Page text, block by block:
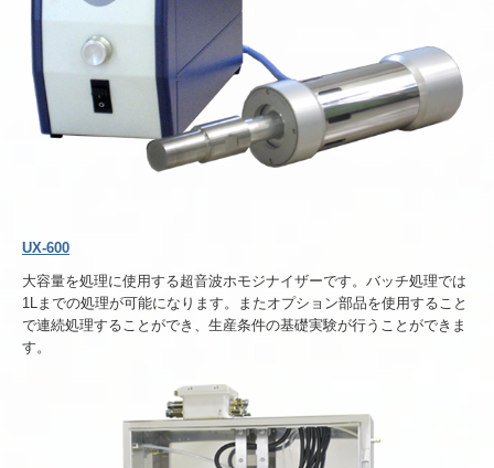
UX-600
大容量を処理に使用する超音波ホモジナイザーです。バッチ処理では
1Lまでの処理が可能になります。またオプション部品を使用すること
で連続処理することができ、生産条件の基礎実験が行うことができま
す。